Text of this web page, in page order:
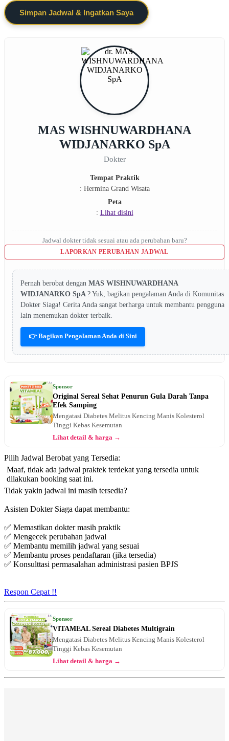
Simpan Jadwal & Ingatkan Saya
MAS WISHNUWARDHANA
WIDJANARKO SpA
Dokter
Tempat Praktik
: Hermina Grand Wisata
Peta
: Lihat disini
Jadwal dokter tidak sesuai atau ada perubahan baru?
LAPORKAN PERUBAHAN JADWAL
Pernah berobat dengan MAS WISHNUWARDHANA
WIDJANARKO SpA ? Yuk, bagikan pengalaman Anda di Komunitas
Dokter Siaga! Cerita Anda sangat berharga untuk membantu pengguna
lain menemukan dokter terbaik.
👉 Bagikan Pengalaman Anda di Sini
Sponsor
Original Sereal Sehat Penurun Gula Darah Tanpa
Efek Samping
Mengatasi Diabetes Melitus Kencing Manis Kolesterol
Tinggi Kebas Kesemutan
Lihat detail & harga →
Pilih Jadwal Berobat yang Tersedia:
Maaf, tidak ada jadwal praktek terdekat yang tersedia untuk
dilakukan booking saat ini.
Tidak yakin jadwal ini masih tersedia?
Asisten Dokter Siaga dapat membantu:
✅ Memastikan dokter masih praktik
✅ Mengecek perubahan jadwal
✅ Membantu memilih jadwal yang sesuai
✅ Membantu proses pendaftaran (jika tersedia)
✅ Konsulttasi permasalahan administrasi pasien BPJS
Respon Cepat !!
Sponsor
VITAMEAL Sereal Diabetes Multigrain
Mengatasi Diabetes Melitus Kencing Manis Kolesterol
Tinggi Kebas Kesemutan
Lihat detail & harga →